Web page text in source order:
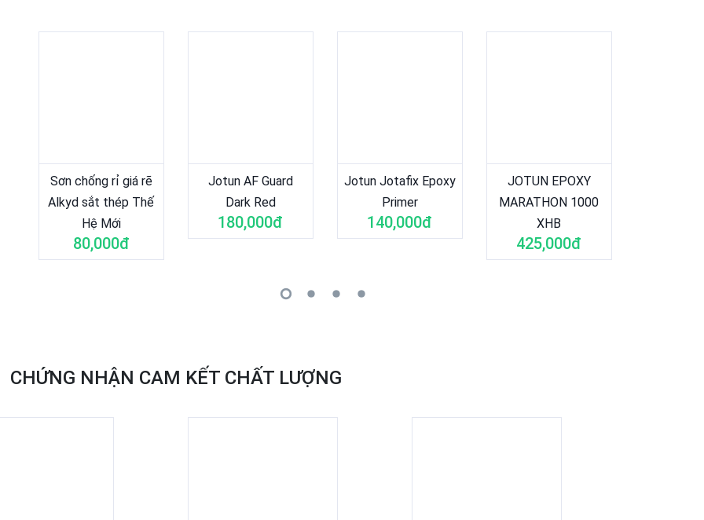
Sơn chống rỉ giá rẽ
Alkyd sắt thép Thế
Hệ Mới
80,000đ
Jotun AF Guard
Dark Red
180,000đ
Jotun Jotafix Epoxy
Primer
140,000đ
JOTUN EPOXY
MARATHON 1000
XHB
425,000đ
CHỨNG NHẬN CAM KẾT CHẤT LƯỢNG